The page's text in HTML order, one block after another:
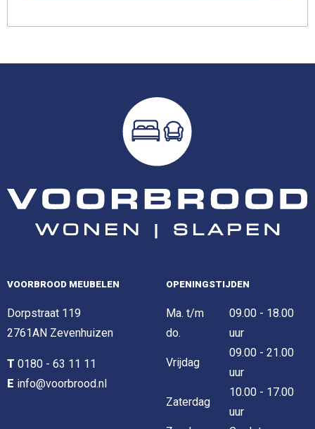
VOORBROOD MEUBELEN
Dorpstraat 119
2761AN Zevenhuizen
T 0180 - 63 11 11
E info@voorbrood.nl
OPENINGSTIJDEN
Ma. t/m
do.
09.00 - 18.00
uur
Vrijdag
09.00 - 21.00
uur
Zaterdag
10.00 - 17.00
uur